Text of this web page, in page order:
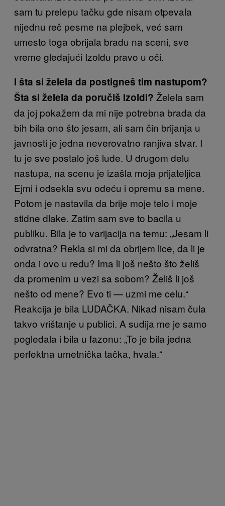
sam tu prelepu tačku gde nisam otpevala
nijednu reč pesme na plejbek, već sam
umesto toga obrijala bradu na sceni, sve
vreme gledajući Izoldu pravo u oči.
I šta si želela da postigneš tim nastupom?
Šta si želela da poručiš Izoldi? Želela sam
da joj pokažem da mi nije potrebna brada da
bih bila ono što jesam, ali sam čin brijanja u
javnosti je jedna neverovatno ranjiva stvar. I
tu je sve postalo još luđe. U drugom delu
nastupa, na scenu je izašla moja prijateljica
Ejmi i odsekla svu odeću i opremu sa mene.
Potom je nastavila da brije moje telo i moje
stidne dlake. Zatim sam sve to bacila u
publiku. Bila je to varijacija na temu: „Jesam li
odvratna? Rekla si mi da obrijem lice, da li je
onda i ovo u redu? Ima li još nešto što želiš
da promenim u vezi sa sobom? Želiš li još
nešto od mene? Evo ti — uzmi me celu.“
Reakcija je bila LUDAČKA. Nikad nisam čula
takvo vrištanje u publici. A sudija me je samo
pogledala i bila u fazonu: „To je bila jedna
perfektna umetnička tačka, hvala.“